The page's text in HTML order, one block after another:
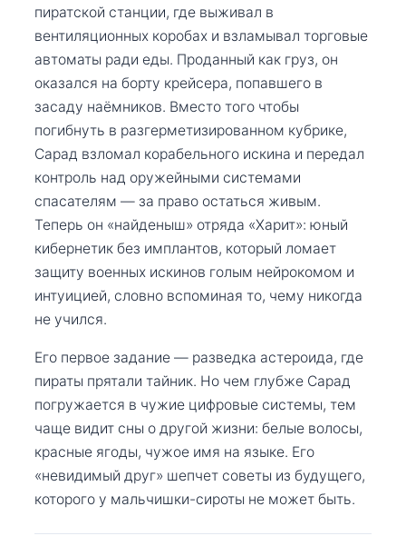
пиратской станции, где выживал в
вентиляционных коробах и взламывал торговые
автоматы ради еды. Проданный как груз, он
оказался на борту крейсера, попавшего в
засаду наёмников. Вместо того чтобы
погибнуть в разгерметизированном кубрике,
Сарад взломал корабельного искина и передал
контроль над оружейными системами
спасателям — за право остаться живым.
Теперь он «найденыш» отряда «Харит»: юный
кибернетик без имплантов, который ломает
защиту военных искинов голым нейрокомом и
интуицией, словно вспоминая то, чему никогда
не учился.
Его первое задание — разведка астероида, где
пираты прятали тайник. Но чем глубже Сарад
погружается в чужие цифровые системы, тем
чаще видит сны о другой жизни: белые волосы,
красные ягоды, чужое имя на языке. Его
«невидимый друг» шепчет советы из будущего,
которого у мальчишки-сироты не может быть.